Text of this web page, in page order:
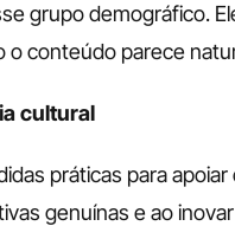
grupo demográfico.
o conteúdo parece
cultural
práticas para
genuínas e ao